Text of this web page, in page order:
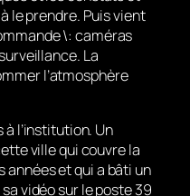
le prendre. Puis vient
\: caméras
La
l’atmosphère
à l’institution. Un
ville qui couvre la
années et qui a bâti un
vidéo sur le poste 39